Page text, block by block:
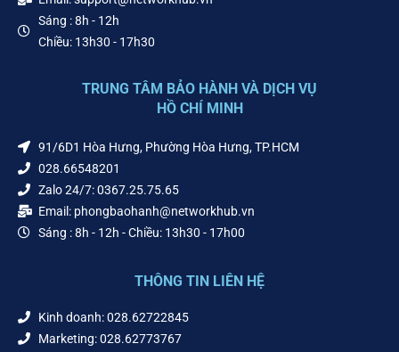
Sáng : 8h - 12h
Chiều: 13h30 - 17h30
TRUNG TÂM BẢO HÀNH VÀ DỊCH VỤ
HỒ CHÍ MINH
91/6D1 Hòa Hưng, Phường Hòa Hưng, TP.HCM
028.66548201
Zalo 24/7: 0367.25.75.65
Email: phongbaohanh@networkhub.vn
Sáng : 8h - 12h - Chiều: 13h30 - 17h00
THÔNG TIN LIÊN HỆ
Kinh doanh: 028.62722845
Marketing: 028.62773767